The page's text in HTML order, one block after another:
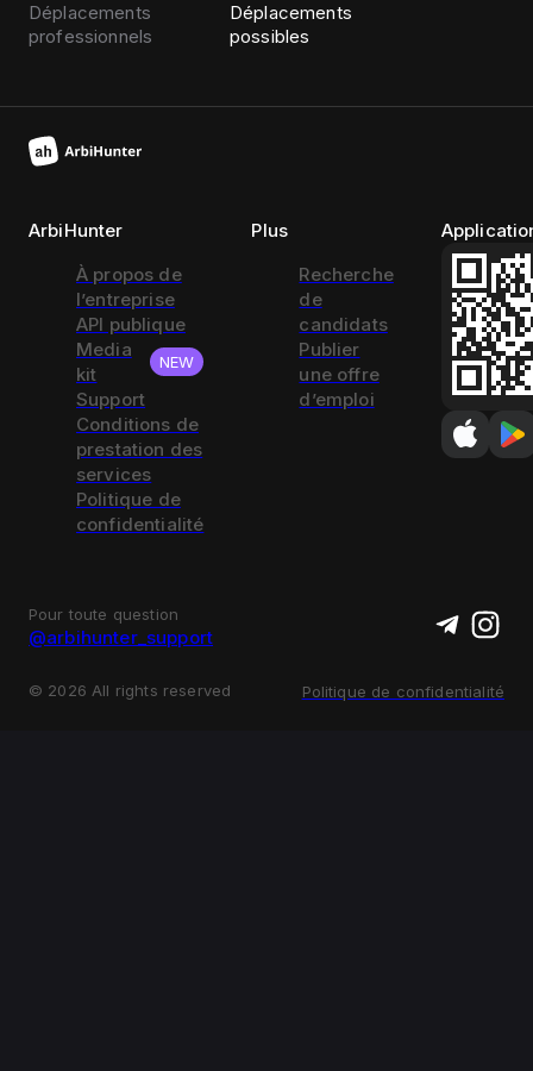
Déplacements
professionnels
Déplacements
possibles
ArbiHunter
À propos de
l’entreprise
API publique
Media
kit
NEW
Support
Conditions de
prestation des
services
Politique de
confidentialité
Plus
Recherche
de
candidats
Publier
une offre
d’emploi
Pour toute question
@arbihunter_support
© 2026 All rights reserved Politique de confidentialité